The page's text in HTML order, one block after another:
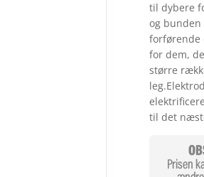
til dybere
og
forførende
for dem,
større
til det